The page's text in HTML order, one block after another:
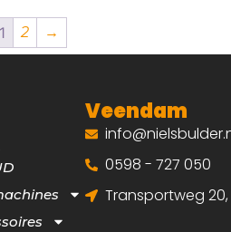
1 2 →
Veendam
0598 - 727 050
Transportweg